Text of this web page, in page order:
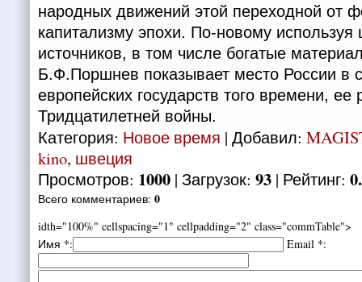
народных движений этой переходной от
капитализму эпохи. По-новому используя
источников, в том числе богатые
Б.Ф.Поршнев показывает место России в
европейских государств того времени, ее
Тридцатилетней войны.
Категория: Новое время | Добавил:
kino, швеция
Просмотров: 1000 | Загрузок: 93 | Рейтинг:
Всего комментариев: 0
idth="100%" cellspacing="1" cellpadding="2" class="commTable">
Имя *:
Email *: